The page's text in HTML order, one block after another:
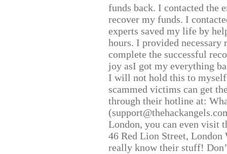
funds back. I contacted the
recover my funds. I
experts saved my life by
hours. I provided
complete the successful
joy asI got my everything
I will not hold this to
scammed victims can get
through their hotline at:
London, you can even visit
46 Red Lion Street, London
really know their stuff!